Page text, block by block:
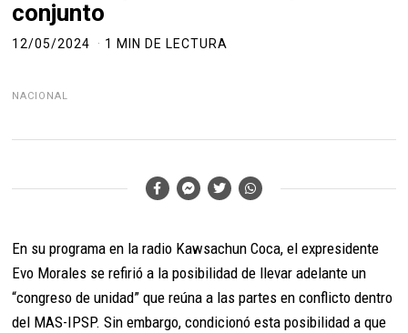
conjunto
12/05/2024 1 MIN DE LECTURA
NACIONAL
En su programa en la radio Kawsachun Coca, el expresidente
Evo Morales se refirió a la posibilidad de llevar adelante un
“congreso de unidad” que reúna a las partes en conflicto dentro
del MAS-IPSP. Sin embargo, condicionó esta posibilidad a que